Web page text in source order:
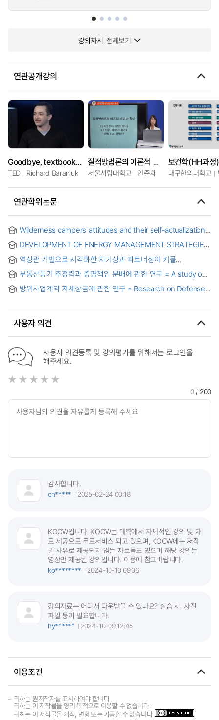
강의차시 전체보기
연관공개강의
Goodbye, textbooks; hello, open-source learning
TED Richard Baraniuk
질적방법론의 이론적 배경과 쟁점
서울시립대학교 안준희
보건학(HH과정)
대구한의대학교
연관학위논문
Wilderness campers' attitudes and their self-actualization
DEVELOPMENT OF ENERGY MANAGEMENT STRATEGIES
POWER SYSTEM
역상관 기법으로 시각화한 자기상과 파트너상이 커플
Partner-image Visualized by Reverse Correlation Method
on Couple Relationship Satisfaction
부동산등기 추정력과 증명책임 분배에 관한 연구 = A study on
the burden of proof
방위사업계약 지체상금에 관한 연구 = Research on Defense
사용자 의견
사용자 의견등록 및 강의평가를 위해서는 로그인을
해주세요.
0/ 200
감사합니다.
ch*****
2025-02-24 00:18
KOCW입니다. KOCW는 대학에서 자체적인 강의 및 자
료 제공으로 무료서비스 되고 있으며, KOCW에는 저작
권 사유로 제공되지 않는 자료들도 있으며 해당 강의는
영상만 제공된 강의입니다. 이용에 참고바랍니다.
ko********
2024-10-10 09:06
강의자료는 어디서 다운받을 수 있나요? 실습 시, 사진
파일 등이 필요합니다.
hy******
2024-10-09 12:45
이용조건
귀하는 원저작자를 표시하여야 합니다.
귀하는 이 저작물을 영리 목적으로 이용할 수 없습니다.
귀하는 이 저작물을 개작, 변형 또는 가공할 수 없습니다.